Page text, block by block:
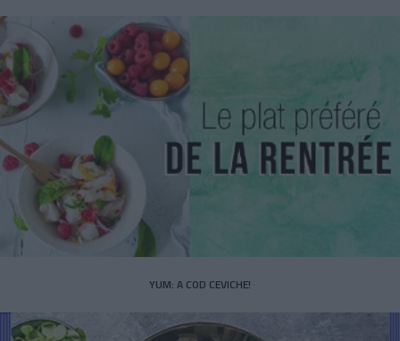
YUM: A COD CEVICHE!